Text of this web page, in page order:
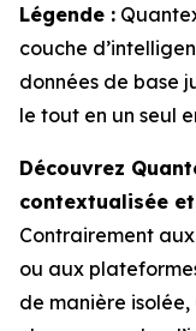
Légende :
couche
données de base
le tout en un seul
Découvrez
contextualisée
Contrairement
ou aux
de manière